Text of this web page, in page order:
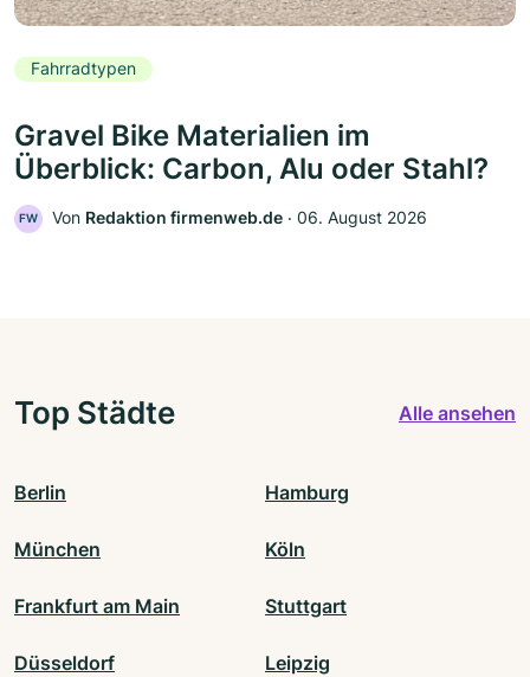
Fahrradtypen
Gravel Bike Materialien im
Überblick: Carbon, Alu oder Stahl?
FW Von Redaktion firmenweb.de ‧ 06. August 2026
Top Städte Alle ansehen
Berlin Hamburg
München Köln
Frankfurt am Main Stuttgart
Düsseldorf Leipzig